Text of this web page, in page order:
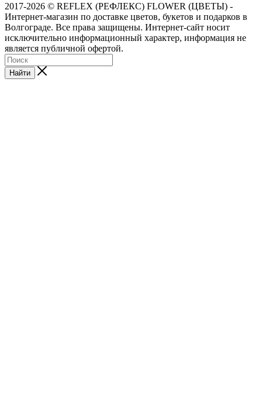
2017-2026 © REFLEX (РЕФЛЕКС) FLOWER (ЦВЕТЫ) -
Интернет-магазин по доставке цветов, букетов и подарков в
Волгограде. Все права защищены. Интернет-сайт носит
исключительно информационный характер, информация не
является публичной офертой.
Найти